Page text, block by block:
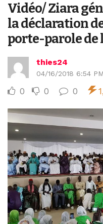
Vidéo/ Ziara
la déclaration
porte-parole de
thies24
04/16/2018 6:54 PM
0 0 0